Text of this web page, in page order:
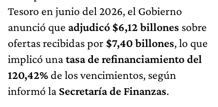
Tesoro en junio del 2026, el Gobierno
anunció que adjudicó $6,12 billones sobre
ofertas recibidas por $7,40 billones, lo que
implicó unatasa de refinanciamiento del
120,42% de los vencimientos, según
informó la Secretaría de Finanzas.